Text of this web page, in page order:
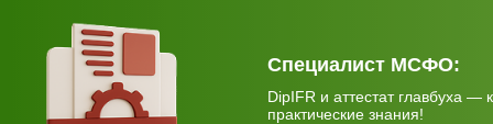
Специалист МСФО:
DipIFR и аттестат главбуха —
практические знания!